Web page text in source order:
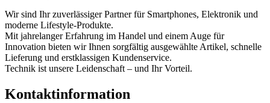
Wir sind Ihr zuverlässiger Partner für Smartphones, Elektronik und
moderne Lifestyle-Produkte.
Mit jahrelanger Erfahrung im Handel und einem Auge für
Innovation bieten wir Ihnen sorgfältig ausgewählte Artikel, schnelle
Lieferung und erstklassigen Kundenservice.
Technik ist unsere Leidenschaft – und Ihr Vorteil.
Kontaktinformation